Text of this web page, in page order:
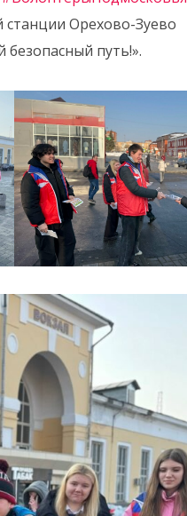
Орехово-Зуево
путь!».